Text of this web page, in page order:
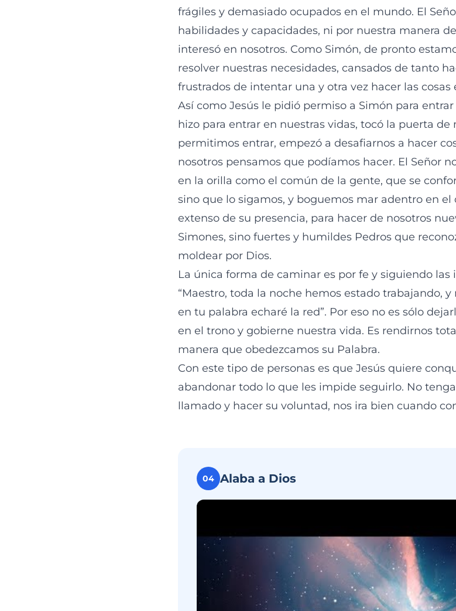
frágiles y demasiado ocupados en el mundo. El
habilidades y capacidades, ni por nuestra manera
interesó en nosotros. Como Simón, de pronto
resolver nuestras necesidades, cansados de tanto
frustrados de intentar una y otra vez hacer las cosas
Así como Jesús le pidió permiso a Simón para
hizo para entrar en nuestras vidas, tocó la puerta de
permitimos entrar, empezó a desafiarnos a hacer
nosotros pensamos que podíamos hacer. El Señor
en la orilla como el común de la gente, que se
sino que lo sigamos, y boguemos mar adentro en
extenso de su presencia, para hacer de nosotros
Simones, sino fuertes y humildes Pedros que
moldear por Dios.
La única forma de caminar es por fe y siguiendo las
“Maestro, toda la noche hemos estado trabajando,
en tu palabra echaré la red”. Por eso no es sólo
en el trono y gobierne nuestra vida. Es rendirnos
manera que obedezcamos su Palabra.
Con este tipo de personas es que Jesús quiere
abandonar todo lo que les impide seguirlo. No
llamado y hacer su voluntad, nos ira bien cuando
04 Alaba a Dios